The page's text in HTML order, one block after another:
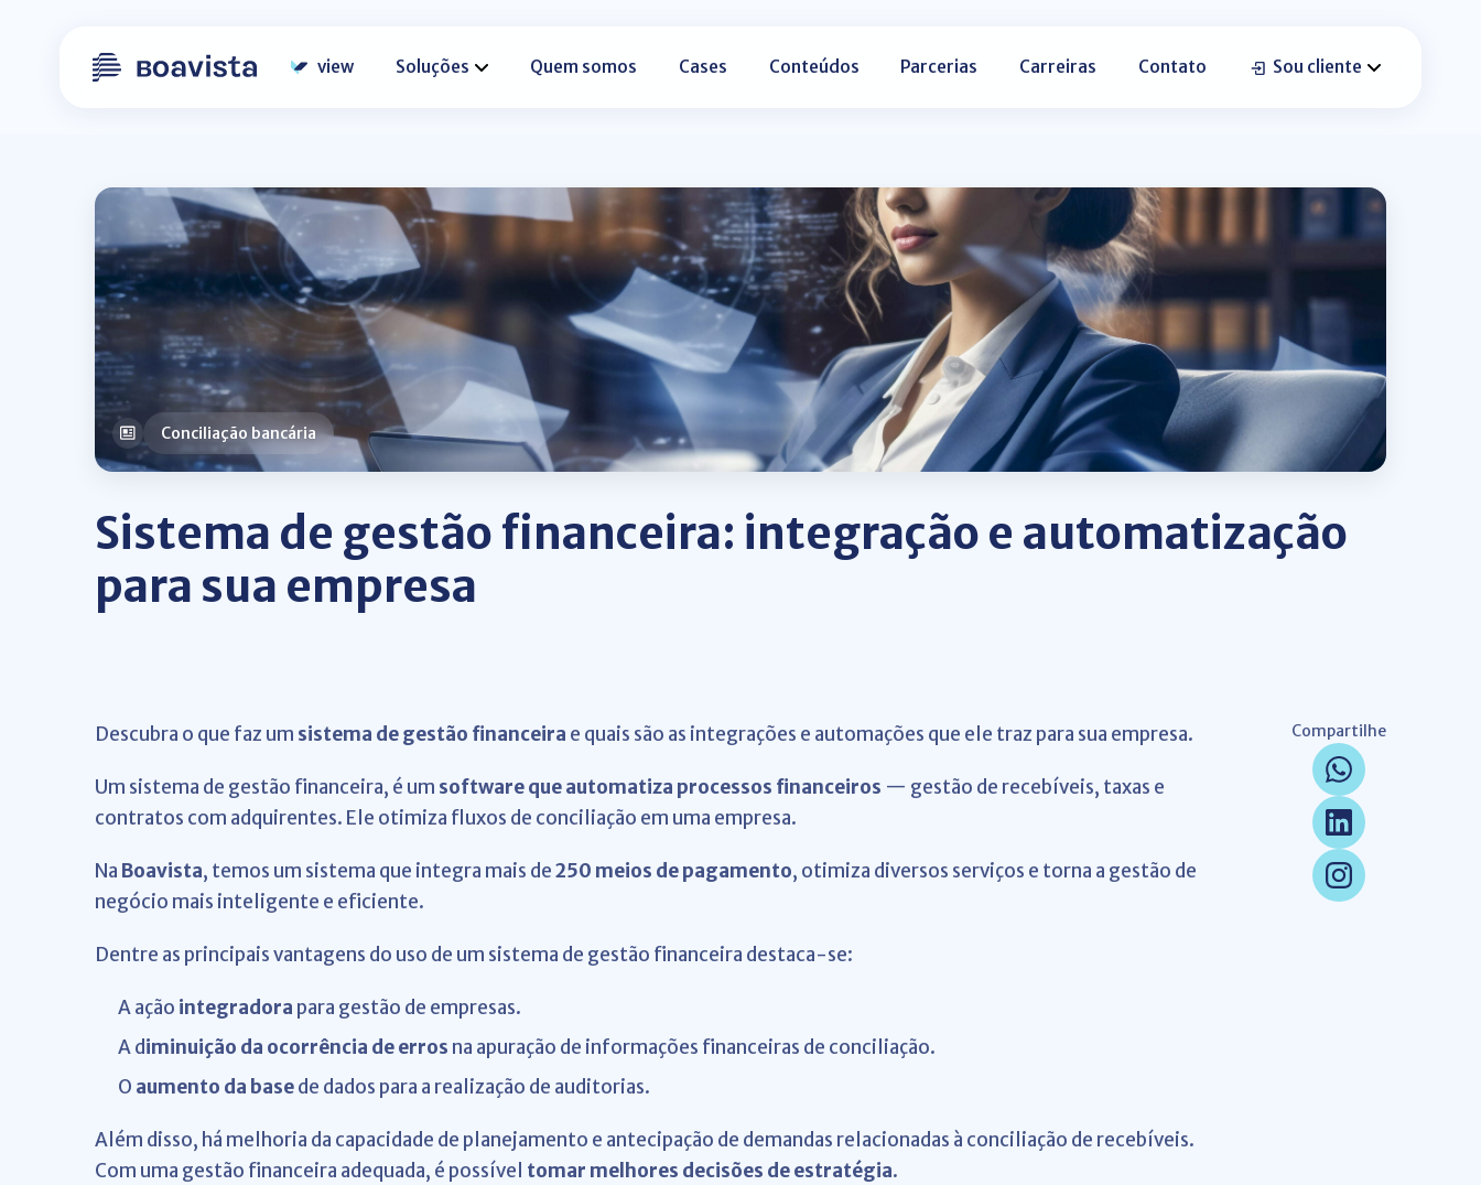
view Soluções Quem somos Cases Conteúdos Parcerias Carreiras Contato Sou cliente
Conciliação bancária
Sistema de gestão financeira: integração e automatização
para sua empresa
Descubra o que faz um sistema de gestão financeira e quais são as integrações e automações que ele traz para sua empresa.
Um sistema de gestão financeira, é um software que automatiza processos financeiros — gestão de recebíveis, taxas e
contratos com adquirentes. Ele otimiza fluxos de conciliação em uma empresa.
Na Boavista, temos um sistema que integra mais de250 meios de pagamento, otimiza diversos serviços e torna a gestão de
negócio mais inteligente e eficiente.
Dentre as principais vantagens do uso de um sistema de gestão financeira destaca-se:
A ação integradora para gestão de empresas.
A diminuição da ocorrência de erros na apuração de informações financeiras de conciliação.
O aumento da basede dados para a realização de auditorias.
Além disso, há melhoria da capacidade de planejamento e antecipação de demandas relacionadas à conciliação de recebíveis.
Com uma gestão financeira adequada, é possível tomar melhores decisões de estratégia.
Compartilhe